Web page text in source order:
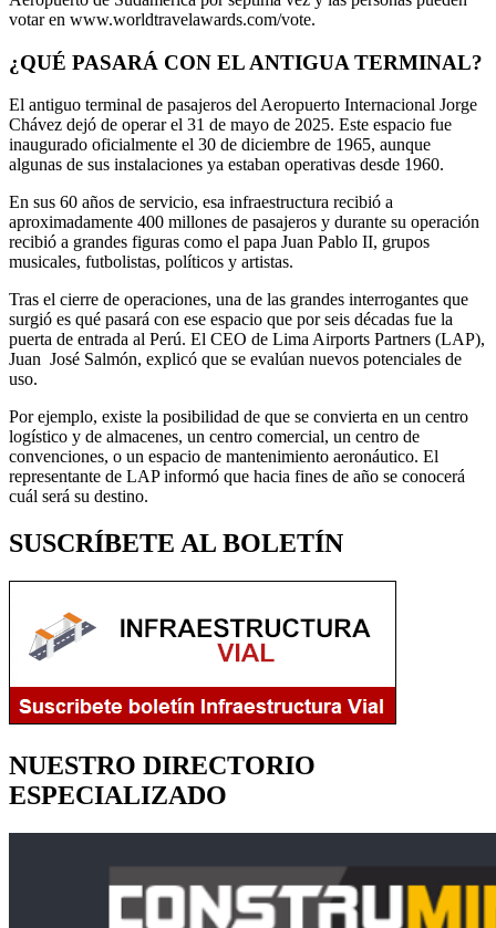
votar en www.worldtravelawards.com/vote.
¿QUÉ PASARÁ CON EL ANTIGUA TERMINAL?
El antiguo terminal de pasajeros del Aeropuerto Internacional Jorge
Chávez dejó de operar el 31 de mayo de 2025. Este espacio fue
inaugurado oficialmente el 30 de diciembre de 1965, aunque
algunas de sus instalaciones ya estaban operativas desde 1960.
En sus 60 años de servicio, esa infraestructura recibió a
aproximadamente 400 millones de pasajeros y durante su operación
recibió a grandes figuras como el papa Juan Pablo II, grupos
musicales, futbolistas, políticos y artistas.
Tras el cierre de operaciones, una de las grandes interrogantes que
surgió es qué pasará con ese espacio que por seis décadas fue la
puerta de entrada al Perú. El CEO de Lima Airports Partners (LAP),
Juan José Salmón, explicó que se evalúan nuevos potenciales de
uso.
Por ejemplo, existe la posibilidad de que se convierta en un centro
logístico y de almacenes, un centro comercial, un centro de
convenciones, o un espacio de mantenimiento aeronáutico. El
representante de LAP informó que hacia fines de año se conocerá
cuál será su destino.
SUSCRÍBETE AL BOLETÍN
NUESTRO DIRECTORIO
ESPECIALIZADO